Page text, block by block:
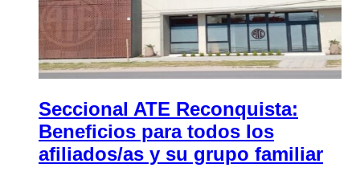
Seccional ATE Reconquista:
Beneficios para todos los
afiliados/as y su grupo familiar